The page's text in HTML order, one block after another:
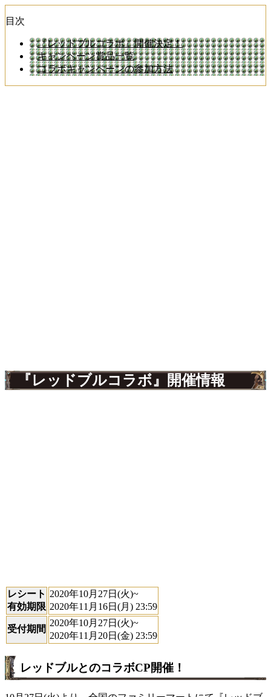
目次
『レッドブルコラボ』開催決定！
キャンペーン賞品一覧
コラボキャンペーンの参加方法
『レッドブルコラボ』開催情報
レシート
有効期限
2020年10月27日(火)~
2020年11月16日(月) 23:59
受付期間
2020年10月27日(火)~
2020年11月20日(金) 23:59
レッドブルとのコラボCP開催！